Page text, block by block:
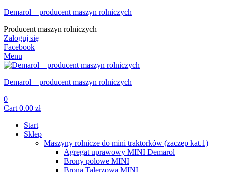
Demarol – producent maszyn rolniczych
Producent maszyn rolniczych
Zaloguj się
Facebook
Menu
Demarol – producent maszyn rolniczych
0
Cart 0.00 zł
Start
Sklep
Maszyny rolnicze do mini traktorków (zaczep kat.1)
Agregat uprawowy MINI Demarol
Brony polowe MINI
Brona Talerzowa MINI